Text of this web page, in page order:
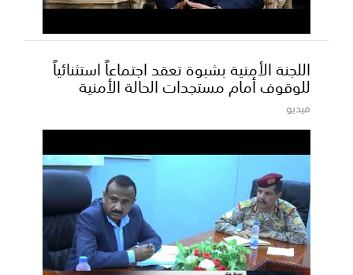
اللجنة الأمنية بشبوة تعقد اجتماعاً استثنائياً
للوقوف أمام مستجدات الحالة الأمنية
فيديو